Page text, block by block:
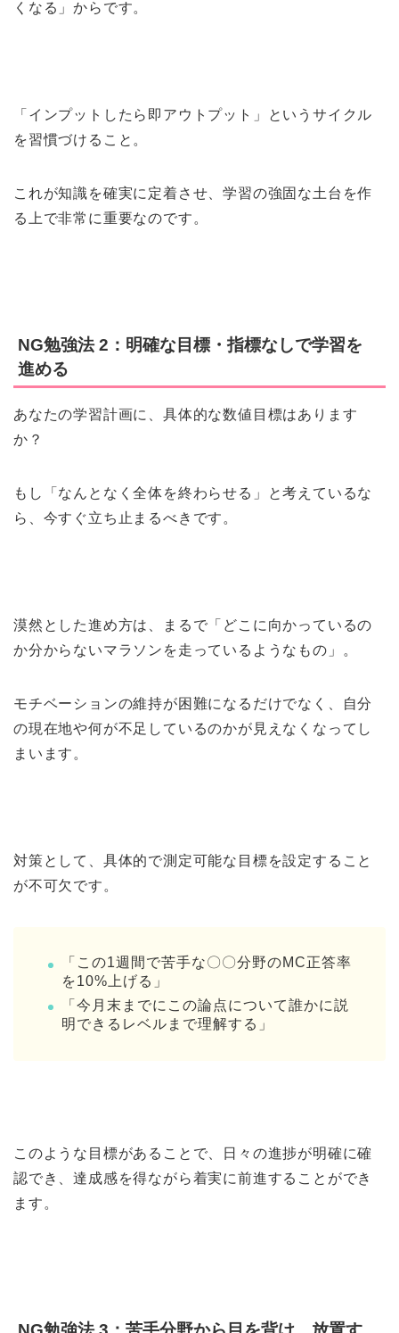
くなる」からです。
「インプットしたら即アウトプット」というサイクル
を習慣づけること。
これが知識を確実に定着させ、学習の強固な土台を作
る上で非常に重要なのです。
NG勉強法 2：明確な目標・指標なしで学習を
進める
あなたの学習計画に、具体的な数値目標はあります
か？
もし「なんとなく全体を終わらせる」と考えているな
ら、今すぐ立ち止まるべきです。
漠然とした進め方は、まるで「どこに向かっているの
か分からないマラソンを走っているようなもの」。
モチベーションの維持が困難になるだけでなく、自分
の現在地や何が不足しているのかが見えなくなってし
まいます。
対策として、具体的で測定可能な目標を設定すること
が不可欠です。
「この1週間で苦手な〇〇分野のMC正答率
を10%上げる」
「今月末までにこの論点について誰かに説
明できるレベルまで理解する」
このような目標があることで、日々の進捗が明確に確
認でき、達成感を得ながら着実に前進することができ
ます。